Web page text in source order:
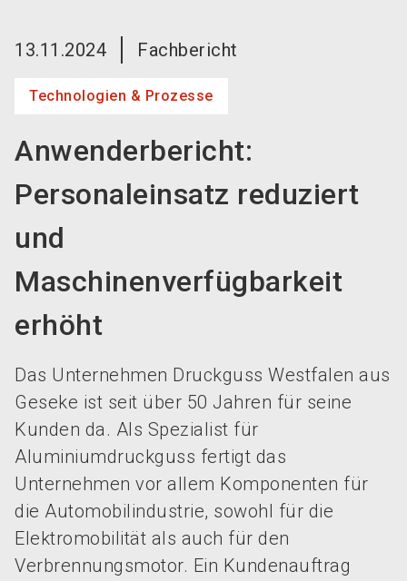
13.11.2024 Fachbericht
Technologien & Prozesse
Anwenderbericht:
Personaleinsatz reduziert
und
Maschinenverfügbarkeit
erhöht
Das Unternehmen Druckguss Westfalen aus
Geseke ist seit über 50 Jahren für seine
Kunden da. Als Spezialist für
Aluminiumdruckguss fertigt das
Unternehmen vor allem Komponenten für
die Automobilindustrie, sowohl für die
Elektromobilität als auch für den
Verbrennungsmotor. Ein Kundenauftrag